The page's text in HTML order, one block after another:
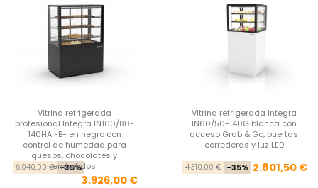
Vitrina refrigerada
profesional Integra IN100/80-
140HA -B- en negro con
control de humedad para
quesos, chocolates y
embutidos
Precio base
6.040,00 € -35%
3.926,00 €
Vitrina refrigerada Integra
IN60/50-140G blanca con
acceso Grab & Go, puertas
correderas y luz LED
4.310,00 € -35% 2.801,50 €